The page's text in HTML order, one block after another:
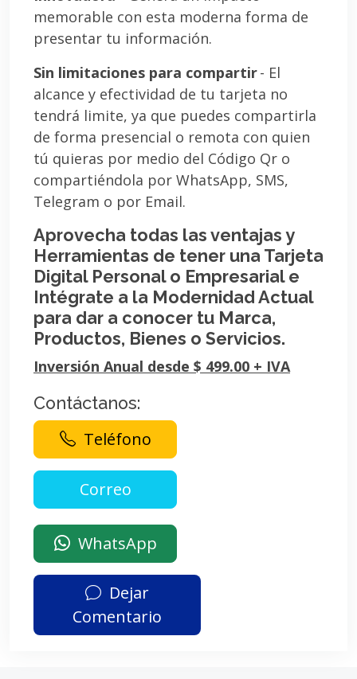
memorable con esta moderna forma de
presentar tu información.
Sin limitaciones para compartir- El
alcance y efectividad de tu tarjeta no
tendrá limite, ya que puedes compartirla
de forma presencial o remota con quien
tú quieras por medio del Código Qr o
compartiéndola por WhatsApp, SMS,
Telegram o por Email.
Aprovecha todas las ventajas y
Herramientas de tener una Tarjeta
Digital Personal o Empresarial e
Intégrate a la Modernidad Actual
para dar a conocer tu Marca,
Productos, Bienes o Servicios.
Inversión Anual desde $ 499.00 + IVA
Contáctanos:
Teléfono
WhatsApp
Dejar
Comentario